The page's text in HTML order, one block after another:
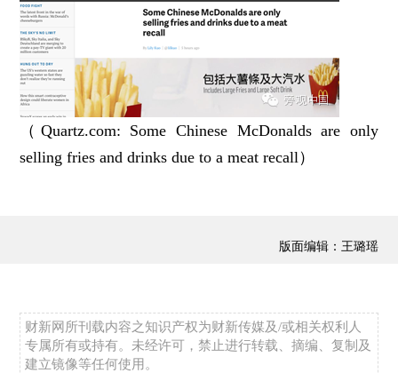
（Quartz.com: Some Chinese McDonalds are only
selling fries and drinks due to a meat recall）
版面编辑：王璐瑶
财新网所刊载内容之知识产权为财新传媒及/或相关权利人
专属所有或持有。未经许可，禁止进行转载、摘编、复制及
建立镜像等任何使用。